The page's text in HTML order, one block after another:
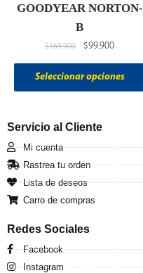
GOODYEAR NORTON-
B
$169.900 $99.900
Seleccionar opciones
Servicio al Cliente
Mi cuenta
Rastrea tu orden
Lista de deseos
Carro de compras
Redes Sociales
Facebook
Instagram